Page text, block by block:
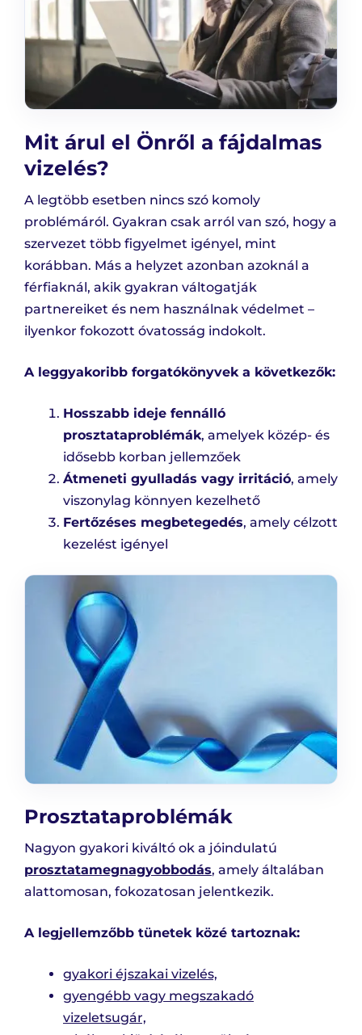
Mit árul el Önről a fájdalmas
vizelés?
A legtöbb esetben nincs szó komoly
problémáról. Gyakran csak arról van szó, hogy a
szervezet több figyelmet igényel, mint
korábban. Más a helyzet azonban azoknál a
férfiaknál, akik gyakran váltogatják
partnereiket és nem használnak védelmet –
ilyenkor fokozott óvatosság indokolt.
A leggyakoribb forgatókönyvek a következők:
Hosszabb ideje fennálló
prosztataproblémák, amelyek közép- és
idősebb korban jellemzőek
Átmeneti gyulladás vagy irritáció, amely
viszonylag könnyen kezelhető
Fertőzéses megbetegedés, amely célzott
kezelést igényel
Prosztataproblémák
Nagyon gyakori kiváltó ok a jóindulatú
prosztatamegnagyobbodás, amely általában
alattomosan, fokozatosan jelentkezik.
A legjellemzőbb tünetek közé tartoznak:
gyakori éjszakai vizelés,
gyengébb vagy megszakadó
vizeletsugár,